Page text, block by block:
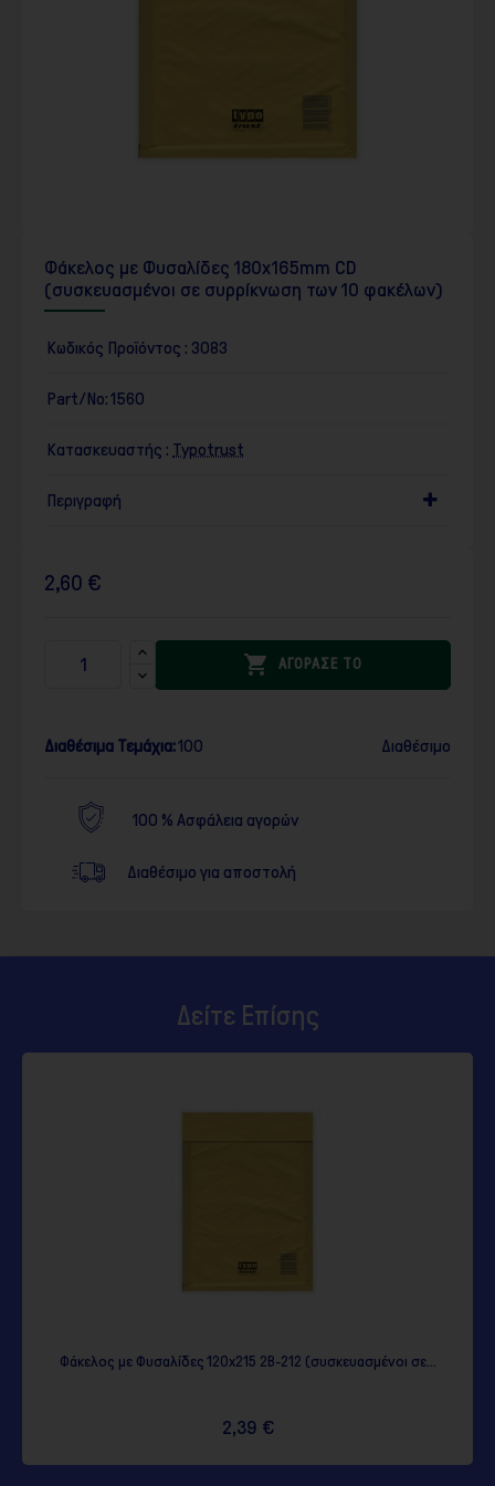
Φάκελος με Φυσαλίδες 180x165mm CD
(συσκευασμένοι σε συρρίκνωση των 10 φακέλων)
Κωδικός Προϊόντος : 3083
Part/No:1560
Κατασκευαστής : Typotrust
Περιγραφή
2,60 €
 ΑΓΟΡΑΣΕ ΤΟ
Διαθέσιμα Τεμάχια:100 Διαθέσιμο
100 % Ασφάλεια αγορών
Διαθέσιμο για αποστολή
Δείτε Επίσης
Φάκελος με Φυσαλίδες 120x215 2B-212 (συσκευασμένοι σε...
2,39 €